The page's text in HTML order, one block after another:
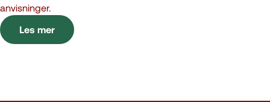
anvisninger.
Les mer